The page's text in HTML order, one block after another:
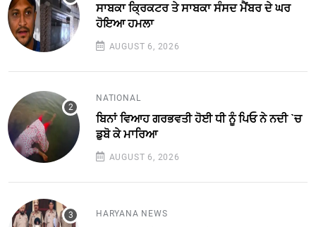
ਸਾਬਕਾ ਕ੍ਰਿਕਟਰ ਤੇ ਸਾਬਕਾ ਸੰਸਦ ਮੈਂਬਰ ਦੇ ਘਰ
ਹੋਇਆ ਹਮਲਾ
AUGUST 6, 2026
NATIONAL
ਬਿਨਾਂ ਵਿਆਹ ਗਰਭਵਤੀ ਹੋਈ ਧੀ ਨੂੰ ਪਿਓ ਨੇ ਨਦੀ `ਚ
ਡੁਬੋ ਕੇ ਮਾਰਿਆ
AUGUST 6, 2026
HARYANA NEWS